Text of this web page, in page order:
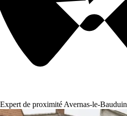
Expert de proximité Avernas-le-Bauduin